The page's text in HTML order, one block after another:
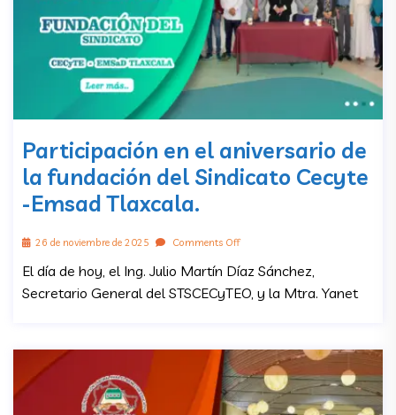
Participación en el aniversario de
la fundación del Sindicato Cecyte
-Emsad Tlaxcala.
26 de noviembre de 2025 Comments Off
El día de hoy, el Ing. Julio Martín Díaz Sánchez,
Secretario General del STSCECyTEO, y la Mtra. Yanet